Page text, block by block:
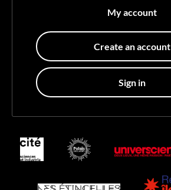
My account
Create an account
Sign in